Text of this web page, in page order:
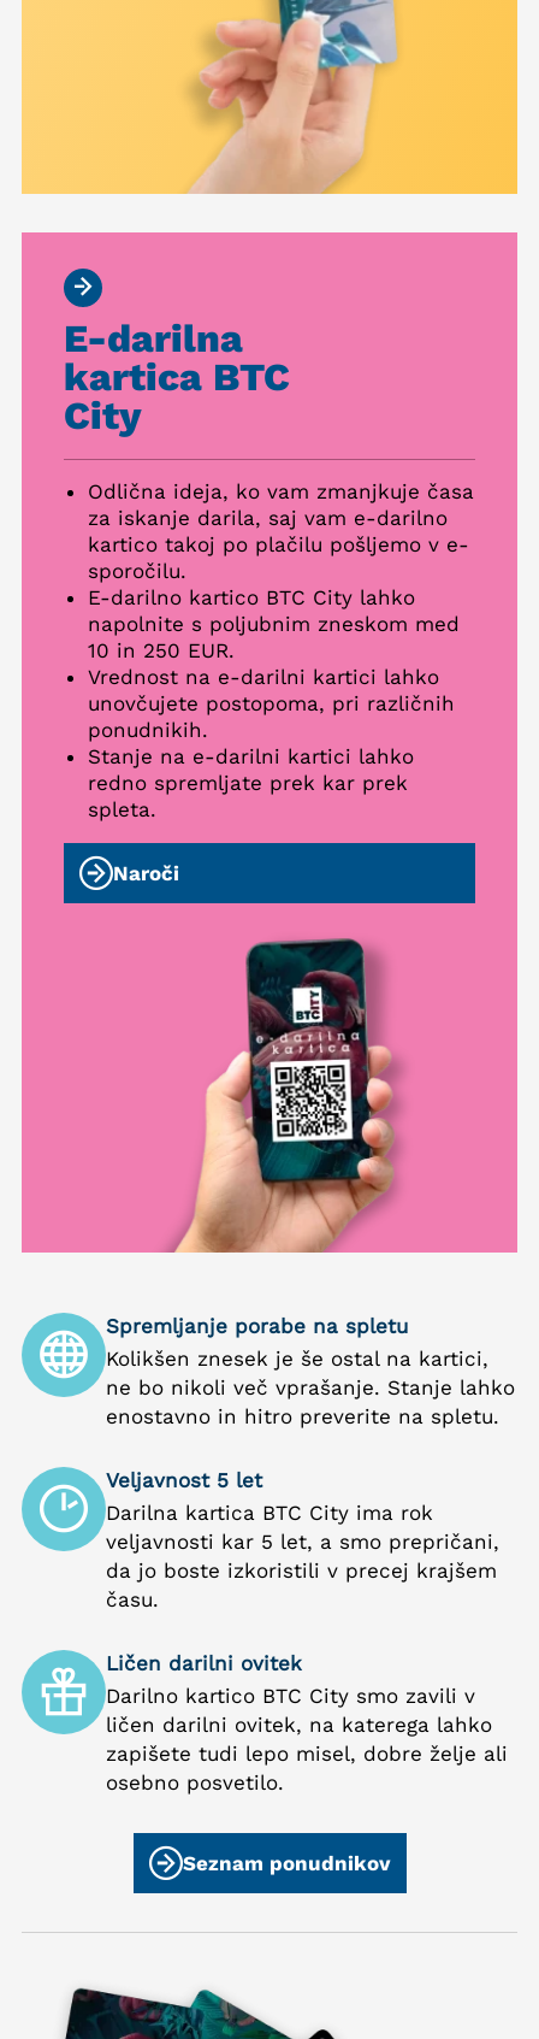
E-darilna
kartica BTC
City
Odlična ideja, ko vam zmanjkuje časa
za iskanje darila, saj vam e-darilno
kartico takoj po plačilu pošljemo v e-
sporočilu.
E-darilno kartico BTC City lahko
napolnite s poljubnim zneskom med
10 in 250 EUR.
Vrednost na e-darilni kartici lahko
unovčujete postopoma, pri različnih
ponudnikih.
Stanje na e-darilni kartici lahko
redno spremljate prek kar prek
spleta.
Naroči
Spremljanje porabe na spletu
Kolikšen znesek je še ostal na kartici,
ne bo nikoli več vprašanje. Stanje lahko
enostavno in hitro preverite na spletu.
Veljavnost 5 let
Darilna kartica BTC City ima rok
veljavnosti kar 5 let, a smo prepričani,
da jo boste izkoristili v precej krajšem
času.
Ličen darilni ovitek
Darilno kartico BTC City smo zavili v
ličen darilni ovitek, na katerega lahko
zapišete tudi lepo misel, dobre želje ali
osebno posvetilo.
Seznam ponudnikov